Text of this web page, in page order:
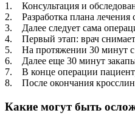
1. Консультация и
2. Разработка плана лечения
3. Далее следует сама
4. Первый этап: врач
5. На протяжении 30 минут с
6. Далее еще 30 минут
7. В конце операции
8. После окончания
Какие могут быть